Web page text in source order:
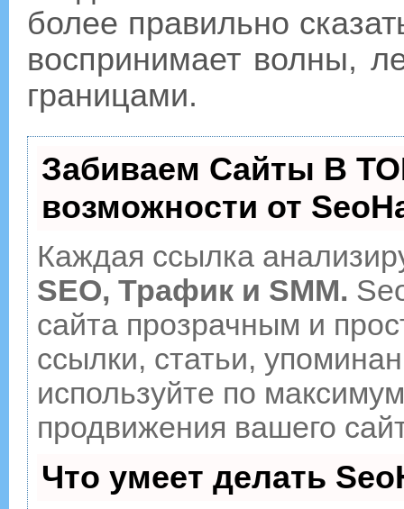
более правильно
воспринимает волны,
границами.
Забиваем Сайты В
возможности от
Каждая ссылка
SEO, Трафик и SMM.
сайта прозрачным и
ссылки, статьи,
используйте по
продвижения вашего
Что умеет делать